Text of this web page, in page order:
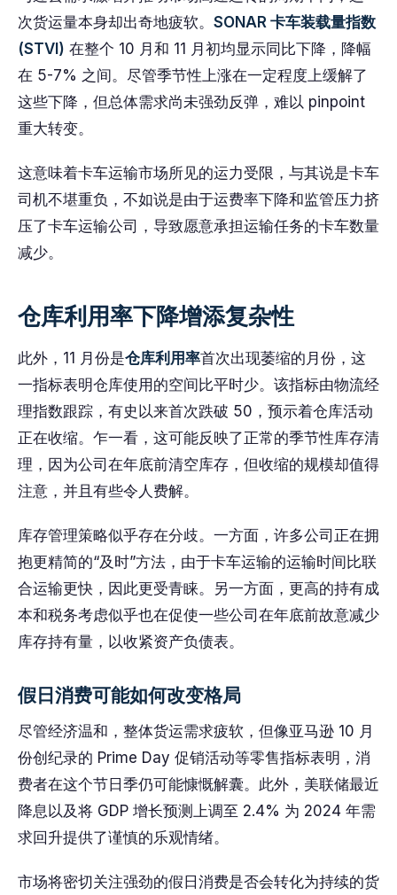
次货运量本身却出奇地疲软。 SONAR 卡车装载量指数
(STVI) 在整个 10 月和 11 月初均显示同比下降，降幅
在 5-7% 之间。尽管季节性上涨在一定程度上缓解了
这些下降，但总体需求尚未强劲反弹，难以 pinpoint
重大转变。
这意味着卡车运输市场所见的运力受限，与其说是卡车
司机不堪重负，不如说是由于运费率下降和监管压力挤
压了卡车运输公司，导致愿意承担运输任务的卡车数量
减少。
仓库利用率下降增添复杂性
此外，11 月份是仓库利用率首次出现萎缩的月份，这
一指标表明仓库使用的空间比平时少。该指标由物流经
理指数跟踪，有史以来首次跌破 50，预示着仓库活动
正在收缩。乍一看，这可能反映了正常的季节性库存清
理，因为公司在年底前清空库存，但收缩的规模却值得
注意，并且有些令人费解。
库存管理策略似乎存在分歧。一方面，许多公司正在拥
抱更精简的“及时”方法，由于卡车运输的运输时间比联
合运输更快，因此更受青睐。另一方面，更高的持有成
本和税务考虑似乎也在促使一些公司在年底前故意减少
库存持有量，以收紧资产负债表。
假日消费可能如何改变格局
尽管经济温和，整体货运需求疲软，但像亚马逊 10 月
份创纪录的 Prime Day 促销活动等零售指标表明，消
费者在这个节日季仍可能慷慨解囊。此外，美联储最近
降息以及将 GDP 增长预测上调至 2.4% 为 2024 年需
求回升提供了谨慎的乐观情绪。
市场将密切关注强劲的假日消费是否会转化为持续的货